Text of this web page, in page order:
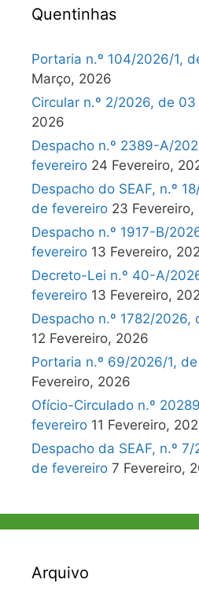
Quentinhas
Portaria n.º 104/2026/1,
Março, 2026
Circular n.º 2/2026, de
2026
Despacho n.º 2389-A/
fevereiro 24 Fevereiro,
Despacho do SEAF, n.º
de fevereiro 23 Fevereiro,
Despacho n.º 1917-B/
fevereiro 13 Fevereiro,
Decreto-Lei n.º 40-A/
fevereiro 13 Fevereiro,
Despacho n.º 1782/2026,
12 Fevereiro, 2026
Portaria n.º 69/2026/1,
Fevereiro, 2026
Ofício-Circulado n.º
fevereiro 11 Fevereiro,
Despacho da SEAF, n.º
de fevereiro 7 Fevereiro,
Arquivo